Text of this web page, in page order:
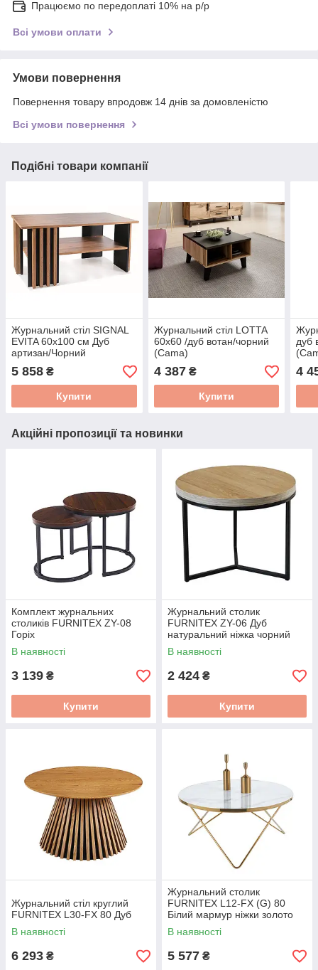
Працюємо по передоплаті 10% на р/р
Всі умови оплати
Умови повернення
Повернення товару впродовж 14 днів за домовленістю
Всі умови повернення
Подібні товари компанії
Журнальний стіл SIGNAL
EVITA 60x100 см Дуб
артизан/Чорний
5 858 ₴
Купити
Журнальний стіл LOTTA
60х60 /дуб вотан/чорний
(Cama)
4 387₴
Купити
дуб
4
Акційні пропозиції та новинки
Комплект журнальних
столиків FURNITEX ZY-08
Горіх
В наявності
3 139 ₴
Купити
Журнальний столик
FURNITEX ZY-06 Дуб
натуральний ніжка чорний
В наявності
2 424 ₴
Купити
Журнальний стіл круглий
FURNITEX L30-FX 80 Дуб
В наявності
6 293 ₴
Журнальний столик
FURNITEX L12-FX (G) 80
Білий мармур ніжки золото
В наявності
5 577 ₴